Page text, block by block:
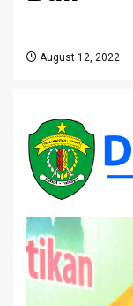
August 12, 2022